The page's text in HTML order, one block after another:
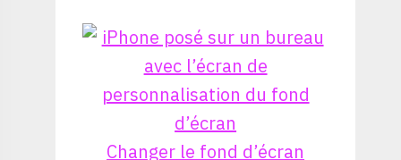
Changer le fond d’écran